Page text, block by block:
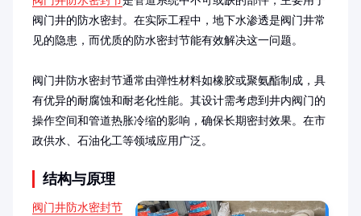
阀门井的防水密封。在实际工程中，地下水渗透是阀门井常
见的隐患，而优质的防水密封节能有效解决这一问题。
阀门井防水密封节通常由弹性材料如橡胶或聚氨酯制成，具
有优异的耐腐蚀和耐老化性能。其设计需考虑到井内阀门的
操作空间和管道热胀冷缩的影响，确保长期密封效果。在市
政供水、石油化工等领域应用广泛。
结构与原理
阀门井防水密封节